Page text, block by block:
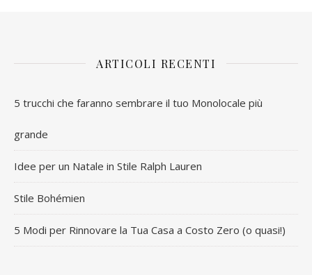
ARTICOLI RECENTI
5 trucchi che faranno sembrare il tuo Monolocale più
grande
Idee per un Natale in Stile Ralph Lauren
Stile Bohémien
5 Modi per Rinnovare la Tua Casa a Costo Zero (o quasi!)